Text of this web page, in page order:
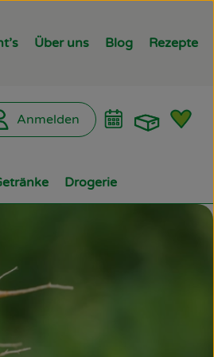
Über uns Blog Rezepte
Anmelden
Drogerie